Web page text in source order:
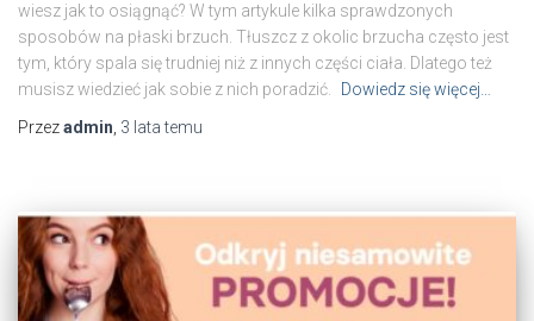
wiesz jak to osiągnąć? W tym artykule kilka sprawdzonych
sposobów na płaski brzuch. Tłuszcz z okolic brzucha często jest
tym, który spala się trudniej niż z innych części ciała. Dlatego też
musisz wiedzieć jak sobie z nich poradzić.
Dowiedz się więcej…
Przezadmin, 3 latatemu